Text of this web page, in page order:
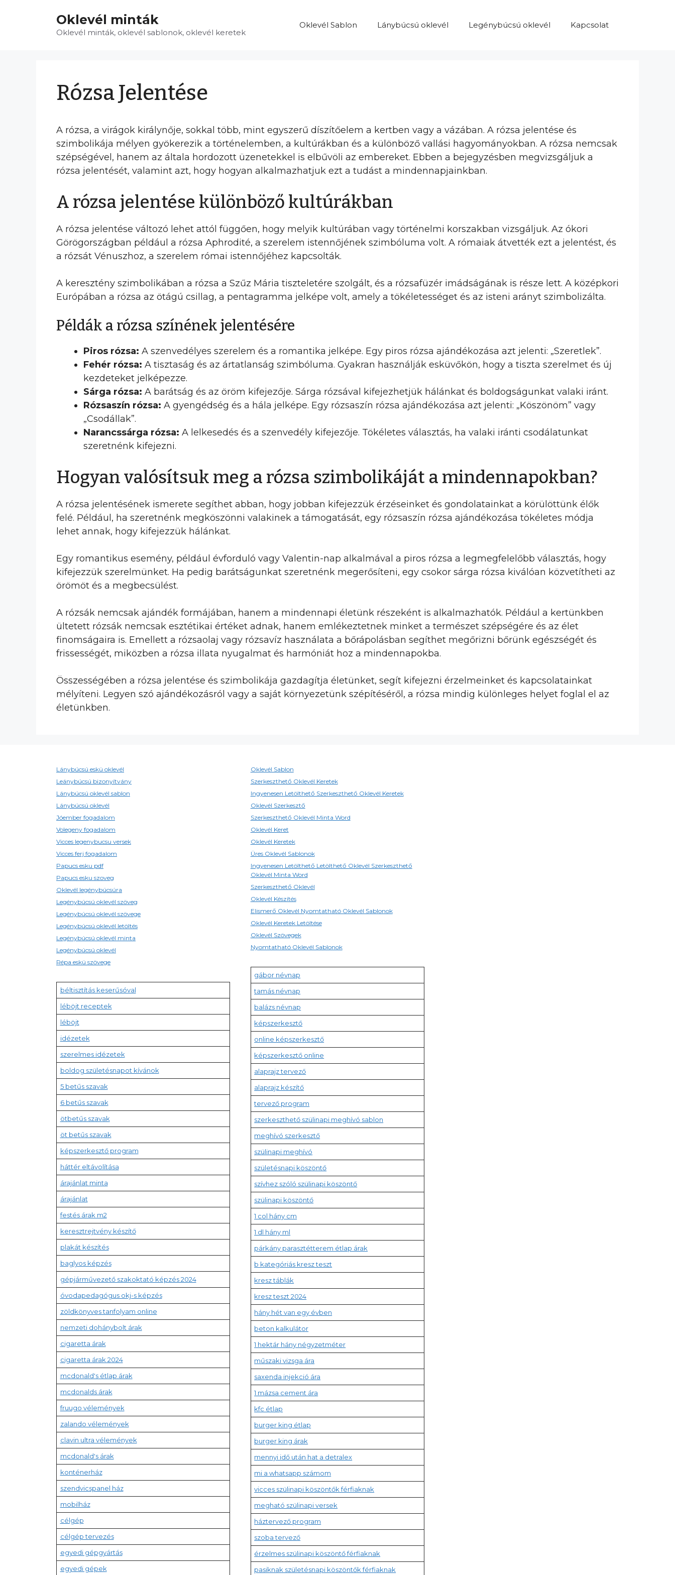
Oklevél minták
Oklevél minták, oklevél sablonok, oklevél keretek
Oklevél Sablon Lánybúcsú oklevél Legénybúcsú oklevél Kapcsolat
Rózsa Jelentése
A rózsa, a virágok királynője, sokkal több, mint egyszerű díszítőelem a kertben vagy a vázában. A rózsa jelentése és
szimbolikája mélyen gyökerezik a történelemben, a kultúrákban és a különböző vallási hagyományokban. A rózsa nemcsak
szépségével, hanem az általa hordozott üzenetekkel is elbűvöli az embereket. Ebben a bejegyzésben megvizsgáljuk a
rózsa jelentését, valamint azt, hogy hogyan alkalmazhatjuk ezt a tudást a mindennapjainkban.
A rózsa jelentése különböző kultúrákban
A rózsa jelentése változó lehet attól függően, hogy melyik kultúrában vagy történelmi korszakban vizsgáljuk. Az ókori
Görögországban például a rózsa Aphrodité, a szerelem istennőjének szimbóluma volt. A rómaiak átvették ezt a jelentést, és
a rózsát Vénuszhoz, a szerelem római istennőjéhez kapcsolták.
A keresztény szimbolikában a rózsa a Szűz Mária tiszteletére szolgált, és a rózsafüzér imádságának is része lett. A középkori
Európában a rózsa az ötágú csillag, a pentagramma jelképe volt, amely a tökéletességet és az isteni arányt szimbolizálta.
Példák a rózsa színének jelentésére
Piros rózsa: A szenvedélyes szerelem és a romantika jelképe. Egy piros rózsa ajándékozása azt jelenti: „Szeretlek”.
Fehér rózsa: A tisztaság és az ártatlanság szimbóluma. Gyakran használják esküvőkön, hogy a tiszta szerelmet és új
kezdeteket jelképezze.
Sárga rózsa: A barátság és az öröm kifejezője. Sárga rózsával kifejezhetjük hálánkat és boldogságunkat valaki iránt.
Rózsaszín rózsa: A gyengédség és a hála jelképe. Egy rózsaszín rózsa ajándékozása azt jelenti: „Köszönöm” vagy
„Csodállak”.
Narancssárga rózsa: A lelkesedés és a szenvedély kifejezője. Tökéletes választás, ha valaki iránti csodálatunkat
szeretnénk kifejezni.
Hogyan valósítsuk meg a rózsa szimbolikáját a mindennapokban?
A rózsa jelentésének ismerete segíthet abban, hogy jobban kifejezzük érzéseinket és gondolatainkat a körülöttünk élők
felé. Például, ha szeretnénk megköszönni valakinek a támogatását, egy rózsaszín rózsa ajándékozása tökéletes módja
lehet annak, hogy kifejezzük hálánkat.
Egy romantikus esemény, például évforduló vagy Valentin-nap alkalmával a piros rózsa a legmegfelelőbb választás, hogy
kifejezzük szerelmünket. Ha pedig barátságunkat szeretnénk megerősíteni, egy csokor sárga rózsa kiválóan közvetítheti az
örömöt és a megbecsülést.
A rózsák nemcsak ajándék formájában, hanem a mindennapi életünk részeként is alkalmazhatók. Például a kertünkben
ültetett rózsák nemcsak esztétikai értéket adnak, hanem emlékeztetnek minket a természet szépségére és az élet
finomságaira is. Emellett a rózsaolaj vagy rózsavíz használata a bőrápolásban segíthet megőrizni bőrünk egészségét és
frissességét, miközben a rózsa illata nyugalmat és harmóniát hoz a mindennapokba.
Összességében a rózsa jelentése és szimbolikája gazdagítja életünket, segít kifejezni érzelmeinket és kapcsolatainkat
mélyíteni. Legyen szó ajándékozásról vagy a saját környezetünk szépítéséről, a rózsa mindig különleges helyet foglal el az
életünkben.
Lánybúcsú eskü oklevél
Leánybúcsú bizonyítvány
Lánybúcsú oklevél sablon
Lánybúcsú oklevél
Jóember fogadalom
Volegeny fogadalom
Vicces legenybucsu versek
Vicces ferj fogadalom
Papucs esku pdf
Papucs esku szoveg
Oklevél legénybúcsúra
Legénybúcsú oklevél szöveg
Legénybúcsú oklevél szövege
Legénybúcsú oklevél letöltés
Legénybúcsú oklevél minta
Legénybúcsú oklevél
Répa eskü szövege
béltisztítás keserűsóval
léböjt receptek
léböjt
idézetek
szerelmes idézetek
boldog születésnapot kívánok
5 betűs szavak
6 betűs szavak
ötbetűs szavak
öt betűs szavak
képszerkesztő program
háttér eltávolítása
árajánlat minta
árajánlat
festés árak m2
keresztrejtvény készítő
plakát készítés
baglyos képzés
gépjárművezető szakoktató képzés 2024
óvodapedagógus okj-s képzés
zöldkönyves tanfolyam online
nemzeti dohánybolt árak
cigaretta árak
cigaretta árak 2024
mcdonald's étlap árak
mcdonalds árak
fruugo vélemények
zalando vélemények
clavin ultra vélemények
mcdonald's árak
konténerház
szendvicspanel ház
mobilház
célgép
célgép tervezés
egyedi gépgyártás
egyedi gépek
Oklevél Sablon
Szerkeszthető Oklevél Keretek
Ingyenesen Letölthető Szerkeszthető Oklevél Keretek
Oklevél Szerkesztő
Szerkeszthető Oklevél Minta Word
Oklevél Keret
Oklevél Keretek
Üres Oklevél Sablonok
Ingyenesen Letölthető Letölthető Oklevél Szerkeszthető
Oklevél Minta Word
Szerkeszthető Oklevél
Oklevél Készítés
Elismerő Oklevél Nyomtatható Oklevél Sablonok
Oklevél Keretek Letöltése
Oklevél Szövegek
Nyomtatható Oklevél Sablonok
gábor névnap
tamás névnap
balázs névnap
képszerkesztő
online képszerkesztő
képszerkesztő online
alaprajz tervező
alaprajz készítő
tervező program
szerkeszthető szülinapi meghívó sablon
meghívó szerkesztő
szülinapi meghívó
születésnapi köszöntő
szívhez szóló szülinapi köszöntő
szülinapi köszöntő
1 col hány cm
1 dl hány ml
párkány parasztétterem étlap árak
b kategóriás kresz teszt
kresz táblák
kresz teszt 2024
hány hét van egy évben
beton kalkulátor
1 hektár hány négyzetméter
műszaki vizsga ára
saxenda injekció ára
1 mázsa cement ára
kfc étlap
burger king étlap
burger king árak
mennyi idő után hat a detralex
mi a whatsapp számom
vicces szülinapi köszöntők férfiaknak
megható szülinapi versek
háztervező program
szoba tervező
érzelmes szülinapi köszöntő férfiaknak
pasiknak születésnapi köszöntők férfiaknak